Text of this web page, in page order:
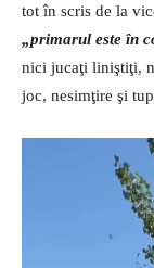
tot în scris de la
„primarul este în
nici jucaţi liniştiţi,
joc, nesimţire şi